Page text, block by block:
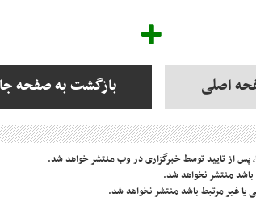
اصلی بازگشت به صفحه
پس از تایید توسط خبرگزاری در وب منتشر خواهد شد.
باشد منتشر نخواهد شد.
یا غیر مرتبط باشد منتشر نخواهد شد.